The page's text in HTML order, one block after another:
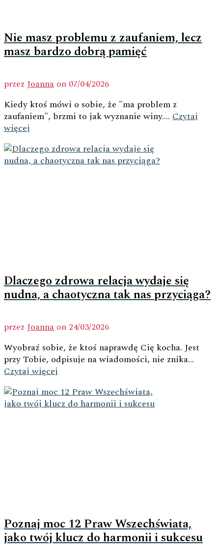
Nie masz problemu z zaufaniem, lecz
masz bardzo dobrą pamięć
przez Joanna on 07/04/2026
Kiedy ktoś mówi o sobie, że "ma problem z
zaufaniem", brzmi to jak wyznanie winy.... Czytaj
więcej
Dlaczego zdrowa relacja wydaje się
nudna, a chaotyczna tak nas przyciąga?
przez Joanna on 24/03/2026
Wyobraź sobie, że ktoś naprawdę Cię kocha. Jest
przy Tobie, odpisuje na wiadomości, nie znika...
Czytaj więcej
Poznaj moc 12 Praw Wszechświata,
jako twój klucz do harmonii i sukcesu